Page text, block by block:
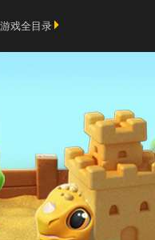
游戏全目录